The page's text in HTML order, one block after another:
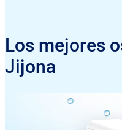
Los mejores
Jijona